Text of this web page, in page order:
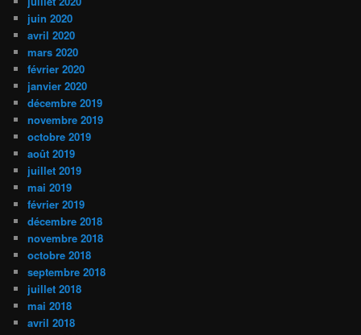
juin 2020
avril 2020
mars 2020
février 2020
janvier 2020
décembre 2019
novembre 2019
octobre 2019
août 2019
juillet 2019
mai 2019
février 2019
décembre 2018
novembre 2018
octobre 2018
septembre 2018
juillet 2018
mai 2018
avril 2018